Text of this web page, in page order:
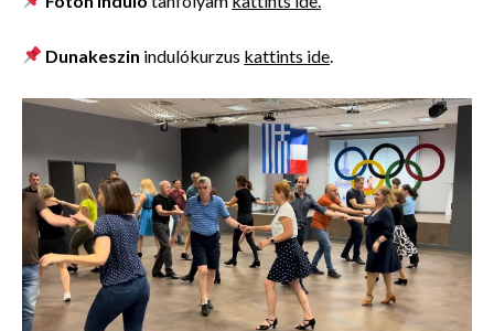
Dunakeszin indulókurzus kattints ide